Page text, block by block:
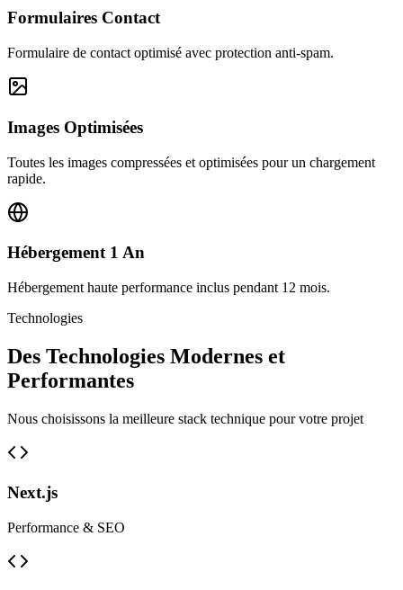
Formulaires Contact
Formulaire de contact optimisé avec protection anti-spam.
Images Optimisées
Toutes les images compressées et optimisées pour un chargement
rapide.
Hébergement 1 An
Hébergement haute performance inclus pendant 12 mois.
Technologies
Des Technologies Modernes et
Performantes
Nous choisissons la meilleure stack technique pour votre projet
Next.js
Performance & SEO